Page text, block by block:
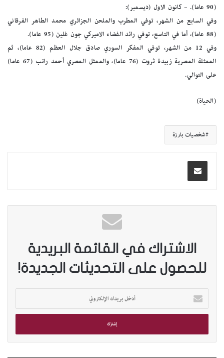
(90 عاما). – كانون الاول (ديسمبر):
وفي السابع من الشهر، توفي المطرب والملحن الجزائري محمد الطاهر الفرقاني
(88 عاما)، أما في التاسع، توفي رائد الفضاء الاميركي جون غلين (95 عاما).
وفي 12 من الشهر، توفي المفكر السوري صادق جلال العظم (82 عاما)، ثم
الممثلة المصرية زبيدة ثروت (76 عاما)، والممثل المصري أحمد راتب (67 عاما)
على التوالي.
(الحياة)
شخصيات بارزة
الاشتراك في القائمة البريدية
للحصول على التحديثات الجديدة!
خ
ب